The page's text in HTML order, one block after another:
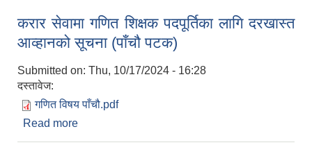
करार सेवामा गणित शिक्षक पदपूर्तिका लागि दरखास्त
आव्हानको सूचना (पाँचौ पटक)
Submitted on: Thu, 10/17/2024 - 16:28
दस्तावेज:
गणित विषय पाँचौ.pdf
Read more